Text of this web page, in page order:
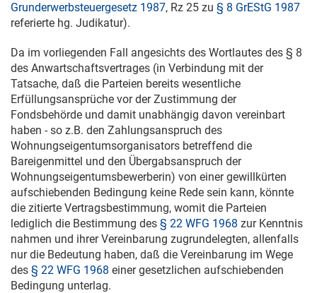
Grunderwerbsteuergesetz 1987, Rz 25 zu § 8 GrEStG 1987
referierte hg. Judikatur).
Da im vorliegenden Fall angesichts des Wortlautes des § 8
des Anwartschaftsvertrages (in Verbindung mit der
Tatsache, daß die Parteien bereits wesentliche
Erfüllungsansprüche vor der Zustimmung der
Fondsbehörde und damit unabhängig davon vereinbart
haben - so z.B. den Zahlungsanspruch des
Wohnungseigentumsorganisators betreffend die
Bareigenmittel und den Übergabsanspruch der
Wohnungseigentumsbewerberin) von einer gewillkürten
aufschiebenden Bedingung keine Rede sein kann, könnte
die zitierte Vertragsbestimmung, womit die Parteien
lediglich die Bestimmung des § 22 WFG 1968 zur Kenntnis
nahmen und ihrer Vereinbarung zugrundelegten, allenfalls
nur die Bedeutung haben, daß die Vereinbarung im Wege
des § 22 WFG 1968 einer gesetzlichen aufschiebenden
Bedingung unterlag.